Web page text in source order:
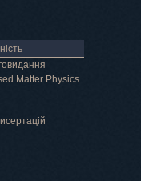
Matter Physics